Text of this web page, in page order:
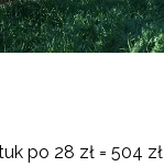
po 28 zł = 504 zł